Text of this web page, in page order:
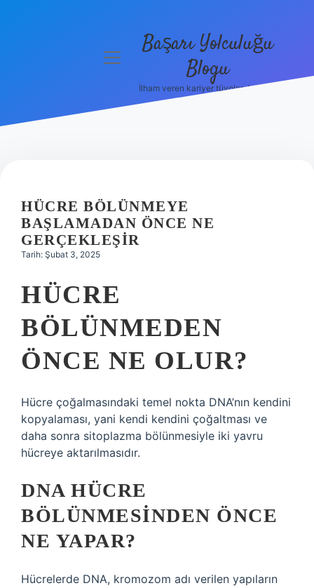
Hakkımızda
menüyüBaşarı Yolculuğu
Blogu
İlham veren kariyer tüyoları burada!
HÜCRE BÖLÜNMEYE
BAŞLAMADAN ÖNCE NE
GERÇEKLEŞIR
Tarih: Şubat 3, 2025
HÜCRE
BÖLÜNMEDEN
ÖNCE NE OLUR?
Hücre çoğalmasındaki temel nokta DNA’nın kendini
kopyalaması, yani kendi kendini çoğaltması ve
daha sonra sitoplazma bölünmesiyle iki yavru
hücreye aktarılmasıdır.
DNA HÜCRE
BÖLÜNMESINDEN ÖNCE
NE YAPAR?
Hücrelerde DNA, kromozom adı verilen yapıların